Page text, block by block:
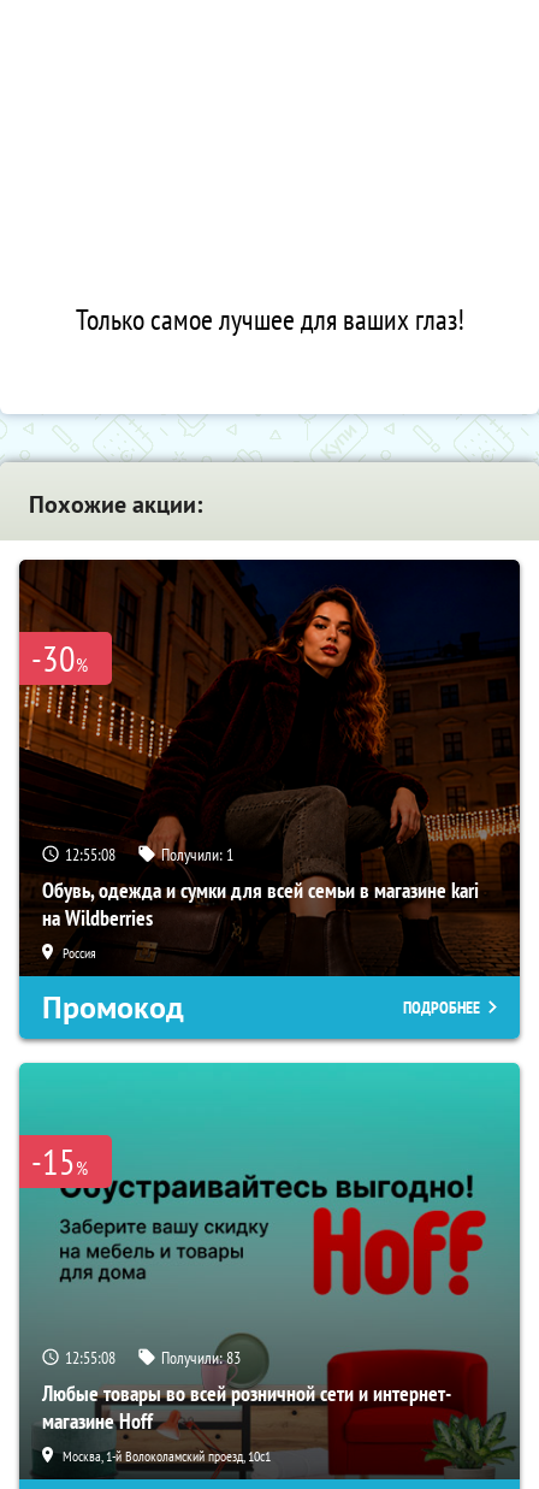
Только самое лучшее для ваших глаз!
Похожие акции:
-30%
12:55:07 Получили: 1
Обувь, одежда и сумки для всей семьи в магазине kari
на Wildberries
Россия
Промокод ПОДРОБНЕЕ
-15%
12:55:07 Получили:83
Любые товары во всей розничной сети и интернет-
магазине Hoff
Москва, 1-й Волоколамский проезд, 10с1